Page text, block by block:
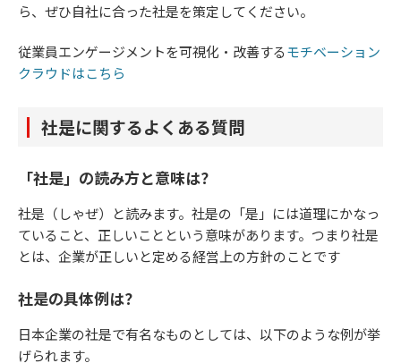
ら、ぜひ自社に合った社是を策定してください。
従業員エンゲージメントを可視化・改善する​​​​​​​モチベーション
クラウドはこちら
社是に関するよくある質問
「社是」の読み方と意味は？
社是（しゃぜ）と読みます。社是の「是」には道理にかなっ
ていること、正しいことという意味があります。つまり社是
とは、企業が正しいと定める経営上の方針のことです
社是の具体例は？
日本企業の社是で有名なものとしては、以下のような例が挙
げられます。